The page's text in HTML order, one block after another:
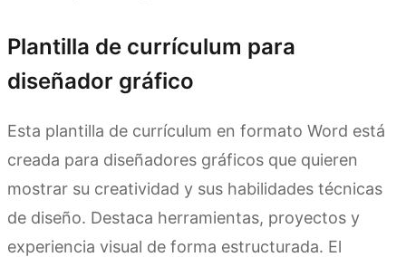
Plantilla de currículum para
diseñador gráfico
Esta plantilla de currículum en formato Word está
creada para diseñadores gráficos que quieren
mostrar su creatividad y sus habilidades técnicas
de diseño. Destaca herramientas, proyectos y
experiencia visual de forma estructurada. El